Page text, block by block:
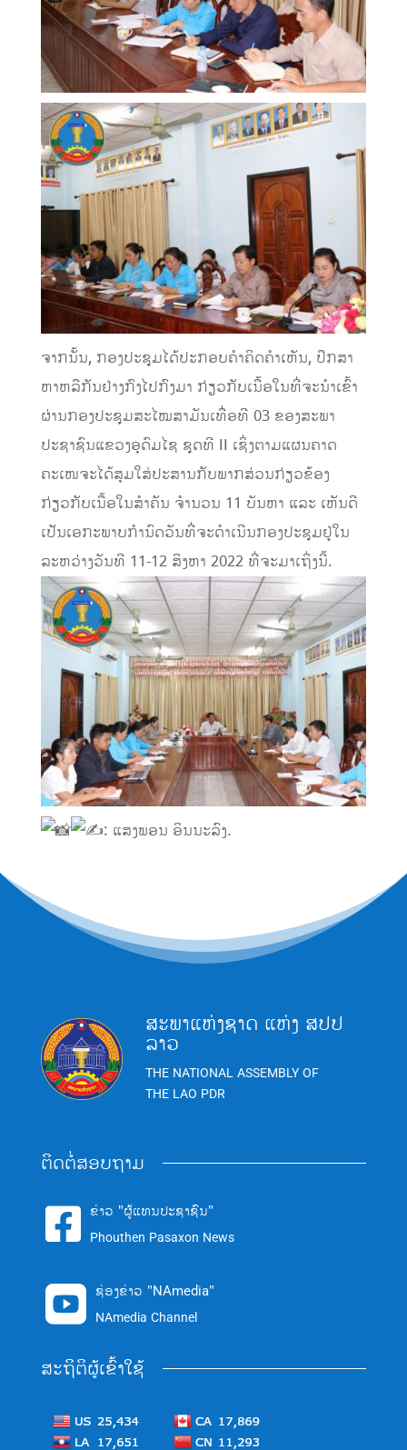
ຈາກນັ້ນ, ກອງປະຊຸມໄດ້ປະກອບຄໍາຄິດຄໍາເຫັນ, ປຶກສາ
ຫາຫລືກັນຢ່າງກົງໄປກົງມາ ກ່ຽວກັບເນື້ອໃນທີ່ຈະນຳເຂົ້າ
ຜ່ານກອງປະຊຸມສະໄໝສາມັນເທື່ອທີ 03 ຂອງສະພາ
ປະຊາຊົນແຂວງອຸດົມໄຊ ຊຸດທີ II ເຊິ່ງຕາມແຜນຄາດ
ຄະເໜຈະໄດ້ສຸມໃສ່ປະສານກັບພາກສ່ວນກ່ຽວຂ້ອງ
ກ່ຽວກັບເນື້ອໃນສຳຄັນ ຈໍານວນ 11 ບັນຫາ ແລະ ເຫັນດີ
ເປັນເອກະພາບກຳນົດວັນທີ່ຈະດຳເນີນກອງປະຊຸມຢູ່ໃນ
ລະຫວ່າງວັນທີ 11-12 ສິງຫາ 2022 ທີ່ຈະມາເຖິ່ງນີ້.
: ແສງພອນ ອິນນະລົງ.
ສະພາແຫ່ງຊາດ ແຫ່ງ ສປປ
ລາວ
THE NATIONAL ASSEMBLY OF
THE LAO PDR
ຕິດຕໍ່ສອບຖາມ
 ຂ່າວ "ຜູ້ແທນປະຊາຊົນ"
Phouthen Pasaxon News
 ຊ່ອງຂ່າວ "NAmedia"
NAmedia Channel
ສະຖິຕິຜູ້ເຂົ້າໃຊ້